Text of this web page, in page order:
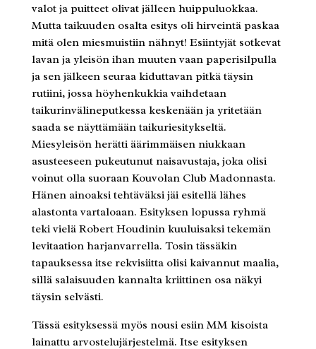
valot ja puitteet olivat jälleen huippuluokkaa.
Mutta taikuuden osalta esitys oli hirveintä paskaa
mitä olen miesmuistiin nähnyt! Esiintyjät sotkevat
lavan ja yleisön ihan muuten vaan paperisilpulla
ja sen jälkeen seuraa kiduttavan pitkä täysin
rutiini, jossa höyhenkukkia vaihdetaan
taikurinvälineputkessa keskenään ja yritetään
saada se näyttämään taikuriesitykseltä.
Miesyleisön herätti äärimmäisen niukkaan
asusteeseen pukeutunut naisavustaja, joka olisi
voinut olla suoraan Kouvolan Club Madonnasta.
Hänen ainoaksi tehtäväksi jäi esitellä lähes
alastonta vartaloaan. Esityksen lopussa ryhmä
teki vielä Robert Houdinin kuuluisaksi tekemän
levitaation harjanvarrella. Tosin tässäkin
tapauksessa itse rekvisiitta olisi kaivannut maalia,
sillä salaisuuden kannalta kriittinen osa näkyi
täysin selvästi.
Tässä esityksessä myös nousi esiin MM kisoista
lainattu arvostelujärjestelmä. Itse esityksen